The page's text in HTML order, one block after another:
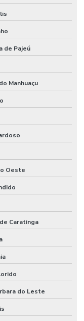
de Pajeú
Manhuaçu
Oeste
Caratinga
do Leste